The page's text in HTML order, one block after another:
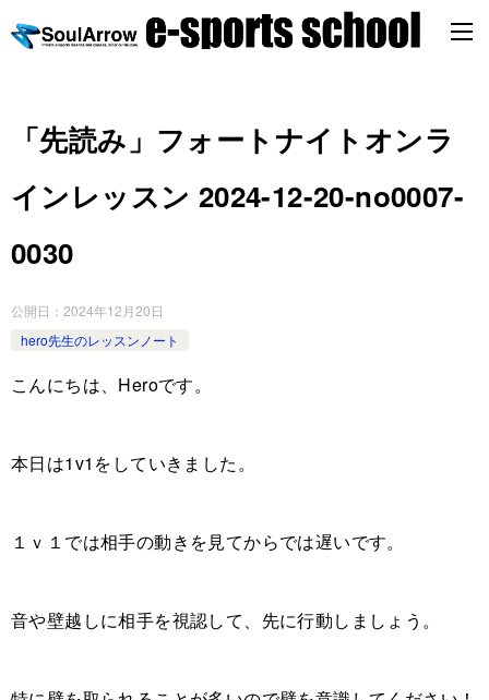
「先読み」フォートナイトオンラ
インレッスン 2024-12-20-no0007-
0030
公開日： 2024年12月20日
hero先生のレッスンノート
こんにちは、Heroです。
本日は1v1をしていきました。
１ｖ１では相手の動きを見てからでは遅いです。
音や壁越しに相手を視認して、先に行動しましょう。